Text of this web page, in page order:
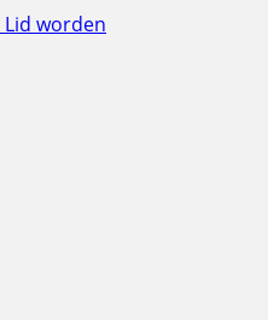
Lid worden